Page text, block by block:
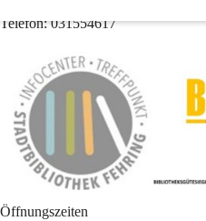
Telefon: 031554617
Öffnungszeiten